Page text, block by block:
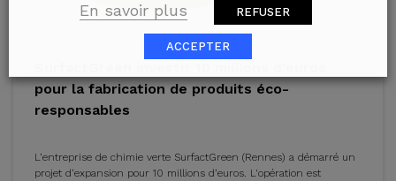
pour la fabrication de produits éco-
responsables
L’entreprise de chimie verte SurfactGreen (Rennes) a démarré un
projet d’expansion pour 10 millions d’euros. L'opération est
En savoir plus REFUSER
ACCEPTER